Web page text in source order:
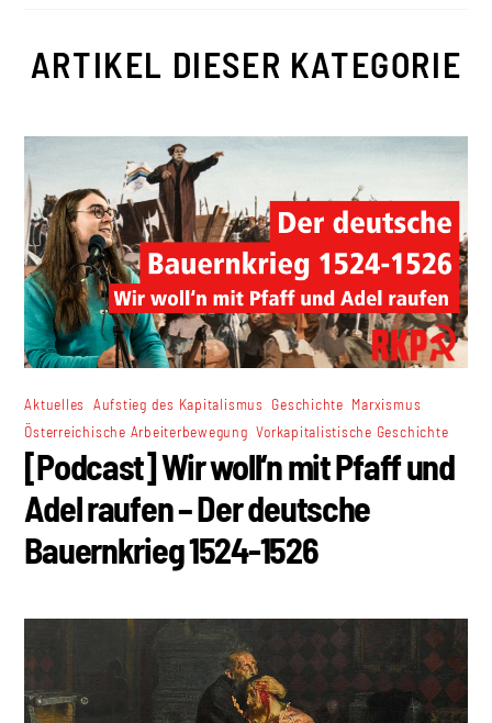
ARTIKEL DIESER KATEGORIE
Aktuelles Aufstieg des Kapitalismus Geschichte Marxismus
Österreichische Arbeiterbewegung ,Vorkapitalistische Geschichte
[Podcast] Wir woll‘n mit Pfaff und
Adel raufen – Der deutsche
Bauernkrieg 1524-1526